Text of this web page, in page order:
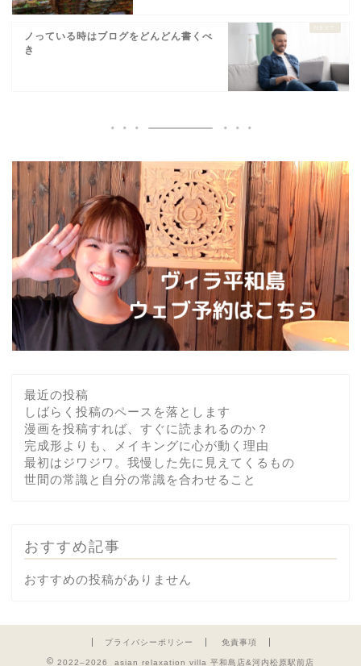
ノっている時はブログをどんどん書くべ
き
最近の投稿
しばらく投稿のペースを落とします
漫画を投稿すれば、すぐに読まれるのか？
完成形よりも、メイキングに心が動く理由
最初はジワジワ。我慢した先に見えてくるもの
世間の常識と自分の常識を合わせること
おすすめ記事
おすすめの投稿がありません
プライバシーポリシー 免責事項
2022–2026 asian relaxation villa 平和島店&河内松原駅前店